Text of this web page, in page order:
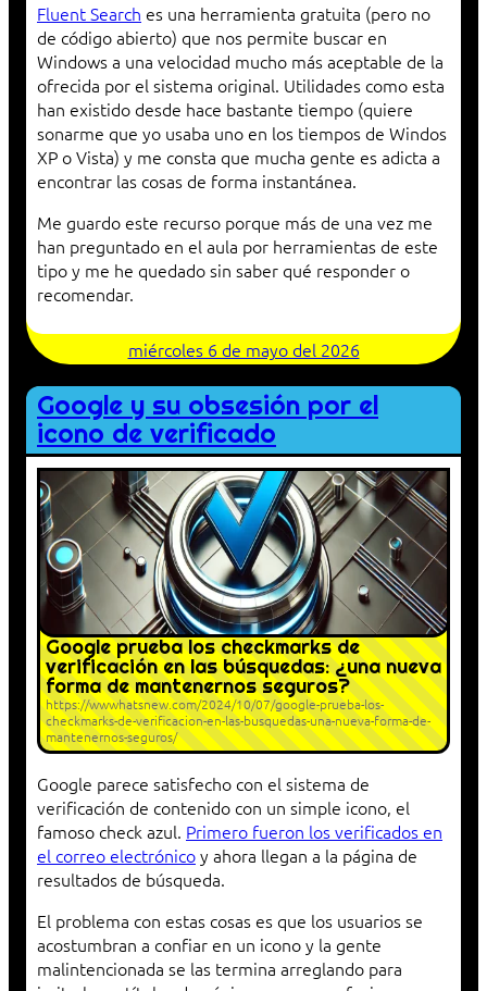
Fluent Search es una herramienta gratuita (pero no
de código abierto) que nos permite buscar en
Windows a una velocidad mucho más aceptable de la
ofrecida por el sistema original. Utilidades como esta
han existido desde hace bastante tiempo (quiere
sonarme que yo usaba uno en los tiempos de Windos
XP o Vista) y me consta que mucha gente es adicta a
encontrar las cosas de forma instantánea.
Me guardo este recurso porque más de una vez me
han preguntado en el aula por herramientas de este
tipo y me he quedado sin saber qué responder o
recomendar.
miércoles 6 de mayo del 2026
Google y su obsesión por el
icono de verificado
Google prueba los checkmarks de
verificación en las búsquedas: ¿una nueva
forma de mantenernos seguros?
https://wwwhatsnew.com/2024/10/07/google-prueba-los-
checkmarks-de-verificacion-en-las-busquedas-una-nueva-forma-de-
mantenernos-seguros/
Google parece satisfecho con el sistema de
verificación de contenido con un simple icono, el
famoso check azul. Primero fueron los verificados en
el correo electrónicoy ahora llegan a la página de
resultados de búsqueda.
El problema con estas cosas es que los usuarios se
acostumbran a confiar en un icono y la gente
malintencionada se las termina arreglando para